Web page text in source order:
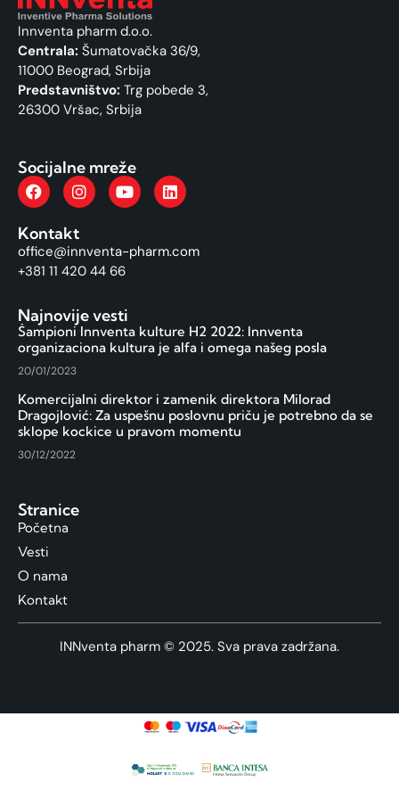
Innventa pharm d.o.o.
Centrala: Šumatovačka 36/9,
11000 Beograd, Srbija
Predstavništvo: Trg pobede 3,
26300 Vršac, Srbija
Socijalne mreže
Kontakt
office@innventa-pharm.com
+381 11 420 44 66
Najnovije vesti
Šampioni Innventa kulture H2 2022: Innventa
organizaciona kultura je alfa i omega našeg posla
20/01/2023
Komercijalni direktor i zamenik direktora Milorad
Dragojlović: Za uspešnu poslovnu priču je potrebno da se
sklope kockice u pravom momentu
30/12/2022
Stranice
Početna
Vesti
O nama
Kontakt
INNventa pharm © 2025. Sva prava zadržana.